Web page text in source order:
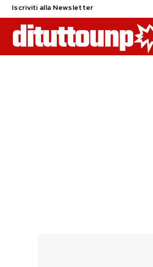
Iscriviti alla Newsletter